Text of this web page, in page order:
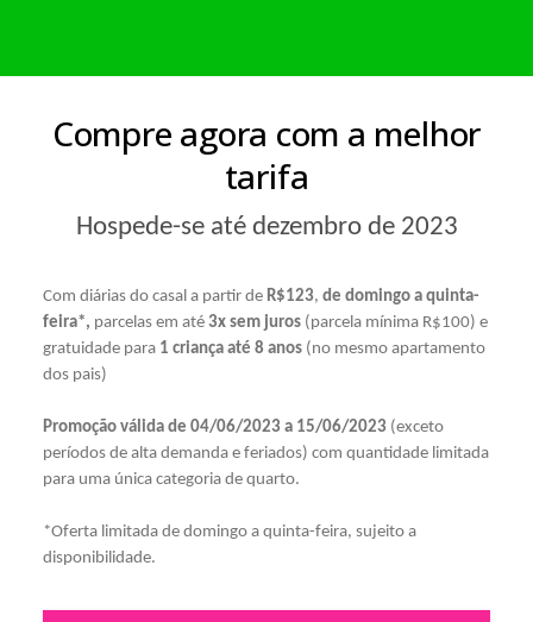
Compre agora com a melhor
tarifa
Hospede-se até dezembro de 2023
Com diárias do casal a partir de R$123, de domingo a quinta-
feira*, parcelas em até 3x sem juros (parcela mínima R$100) e
gratuidade para 1 criança até 8 anos (no mesmo apartamento
dos pais)
Promoção válida de 04/06/2023 a 15/06/2023 (exceto
períodos de alta demanda e feriados) com quantidade limitada
para uma única categoria de quarto.
*Oferta limitada de domingo a quinta-feira, sujeito a
disponibilidade.